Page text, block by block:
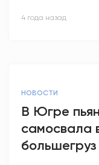
4 года назад
НОВОСТИ
В Югре
самосвала
большегруз